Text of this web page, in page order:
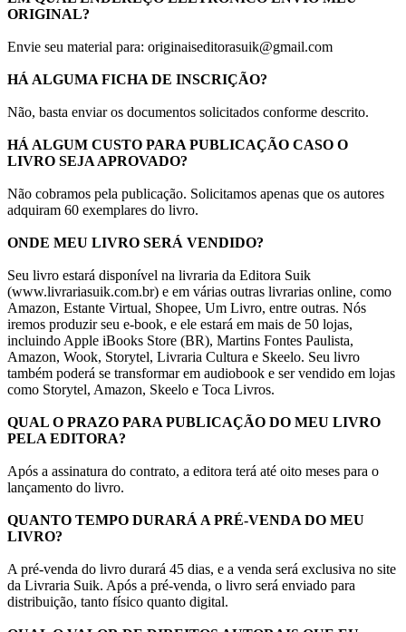
ORIGINAL?
Envie seu material para: originaiseditorasuik@gmail.com
HÁ ALGUMA FICHA DE INSCRIÇÃO?
Não, basta enviar os documentos solicitados conforme descrito.
HÁ ALGUM CUSTO PARA PUBLICAÇÃO CASO O
LIVRO SEJA APROVADO?
Não cobramos pela publicação. Solicitamos apenas que os autores
adquiram 60 exemplares do livro.
ONDE MEU LIVRO SERÁ VENDIDO?
Seu livro estará disponível na livraria da Editora Suik
(www.livrariasuik.com.br) e em várias outras livrarias online, como
Amazon, Estante Virtual, Shopee, Um Livro, entre outras. Nós
iremos produzir seu e-book, e ele estará em mais de 50 lojas,
incluindo Apple iBooks Store (BR), Martins Fontes Paulista,
Amazon, Wook, Storytel, Livraria Cultura e Skeelo. Seu livro
também poderá se transformar em audiobook e ser vendido em lojas
como Storytel, Amazon, Skeelo e Toca Livros.
QUAL O PRAZO PARA PUBLICAÇÃO DO MEU LIVRO
PELA EDITORA?
Após a assinatura do contrato, a editora terá até oito meses para o
lançamento do livro.
QUANTO TEMPO DURARÁ A PRÉ-VENDA DO MEU
LIVRO?
A pré-venda do livro durará 45 dias, e a venda será exclusiva no site
da Livraria Suik. Após a pré-venda, o livro será enviado para
distribuição, tanto físico quanto digital.